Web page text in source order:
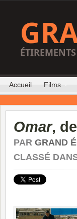
Accueil Films
Omar,
PAR GRAND
CLASSÉ